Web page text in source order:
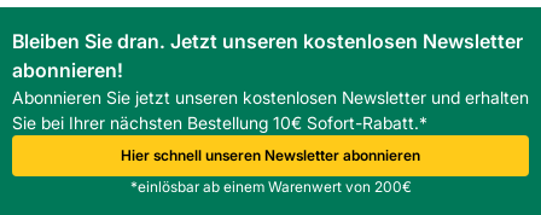
Bleiben Sie dran. Jetzt unseren kostenlosen Newsletter
abonnieren!
Abonnieren Sie jetzt unseren kostenlosen Newsletter und erhalten
Sie bei Ihrer nächsten Bestellung 10€ Sofort-Rabatt.*
Hier schnell unseren Newsletter abonnieren
*einlösbar ab einem Warenwert von 200€